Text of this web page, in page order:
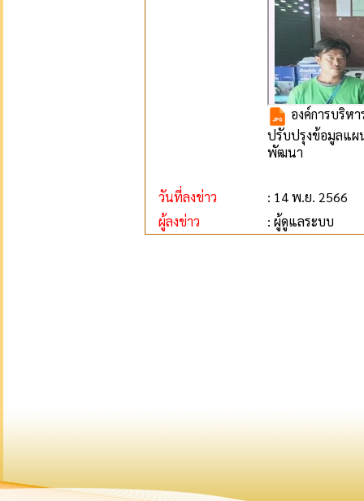
องค์การบริห
ปรับปรุงข้อมูลแ
พัฒนา
วันที่ลงข่าว
: 14 พ.ย. 2566
ผู้ลงข่าว
: ผู้ดูแลระบบ